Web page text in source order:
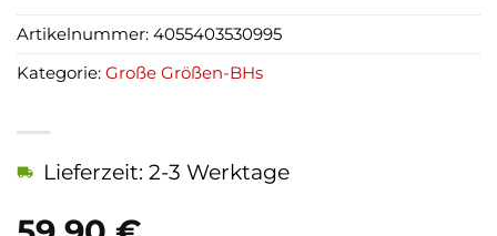
Lieferzeit: 2-3 Werktage
Artikelnummer: 4055403530995
Kategorie: Große Größen-BHs